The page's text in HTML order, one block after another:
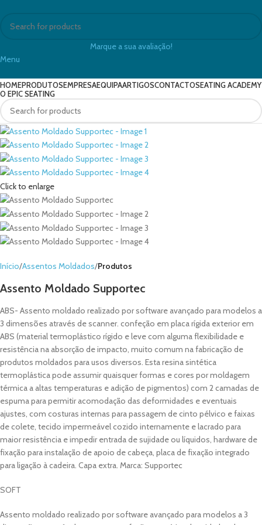
Marque a sua avaliação!
Menu
HOMEPRODUTOSEMPRESAEQUIPAARTIGOSCONTACTOSEATING ACADEMY
O EPIC SEATING
Click to enlarge
Início Assentos Moldados Produtos
Assento Moldado Supportec
ABS- Assento moldado realizado por software avançado para modelos a
3 dimensões através de scanner. confeção em placa rígida exterior em
ABS (material termoplástico rígido e leve com alguma flexibilidade e
resistência na absorção de impacto, muito comum na fabricação de
produtos moldados para usos diversos. Esta resina sintética
termoplástica pode assumir quaisquer formas e cores por moldagem
térmica a altas temperaturas e adição de pigmentos) com 2 camadas de
espuma para permitir acomodação das deformidades e eventuais
ajustes, com costuras internas para passagem de cinto pélvico e faixas
de colete, tecido impermeável cozido internamente e lacrado para
maior resistência e impedir entrada de sujidade ou líquidos, hardware de
fixação para instalação de apoio de cabeça, placa de fixação integrado
para ligação à cadeira. Capa extra. Marca: Supportec
SOFT
Assento moldado realizado por software avançado para modelos a 3